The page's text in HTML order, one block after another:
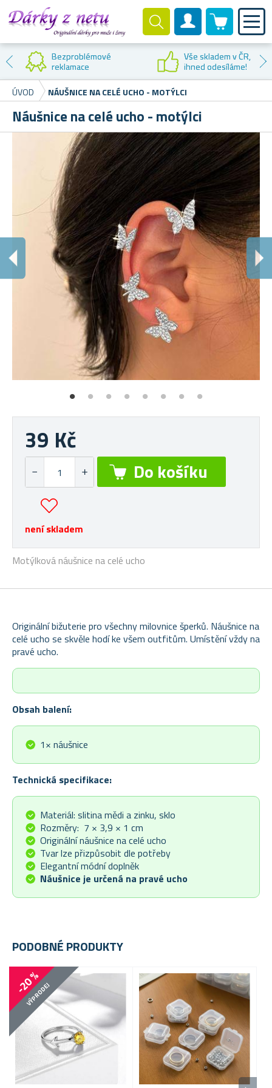
Zákaznický účet
0 produktů
Bezproblémové
reklamace
Vše skladem v ČR,
ihned odesíláme!
ÚVOD
NÁUŠNICE NA CELÉ UCHO - MOTÝLCI
Náušnice na celé ucho - motýlci
Motýlková náušnice na celé ucho
39 Kč
není skladem
Originální bižuterie pro všechny milovnice šperků. Náušnice na
celé ucho se skvěle hodí ke všem outfitům. Umístění vždy na
pravé ucho.
Obsah balení:
1× náušnice
Technická specifikace:
Materiál: slitina mědi a zinku, sklo
Rozměry: 7 × 3,9 × 1 cm
Originální náušnice na celé ucho
Tvar lze přizpůsobit dle potřeby
Elegantní módní doplněk
Náušnice je určená na pravé ucho
PODOBNÉ PRODUKTY
-20 %
VÝPRODEJ